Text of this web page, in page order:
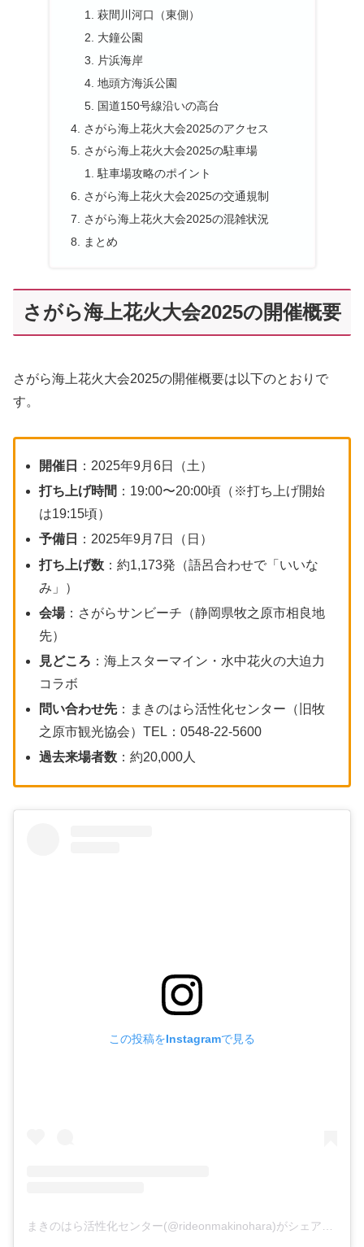
萩間川河口（東側）
大鐘公園
片浜海岸
地頭方海浜公園
国道150号線沿いの高台
さがら海上花火大会2025のアクセス
さがら海上花火大会2025の駐車場
駐車場攻略のポイント
さがら海上花火大会2025の交通規制
さがら海上花火大会2025の混雑状況
まとめ
さがら海上花火大会2025の開催概要
さがら海上花火大会2025の開催概要は以下のとおりで
す。
開催日
：2025年9月6日（土）
打ち上げ時間 ：19:00〜20:00頃（※打ち上げ開始
は19:15頃）
予備日
：2025年9月7日（日）
打ち上げ数 ：約1,173発（語呂合わせで「いいな
み」）
会場：さがらサンビーチ（静岡県牧之原市相良地
先）
見どころ ：海上スターマイン・水中花火の大迫力
コラボ
問い合わせ先：まきのはら活性化センター（旧牧
之原市観光協会）TEL：0548-22-5600
過去来場者数 ：約20,000人
この投稿をInstagramで見る